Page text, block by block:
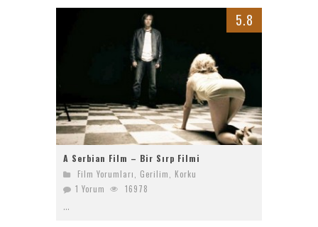
Ziyaret (The Visit)
Kriptoya yeni katılacaklara Bitget’te başlamak için 6 sebep!
5.8
A Serbian Film – Bir Sırp Filmi
Film Yorumları Gerilim
Korku
1 Yorum
16978
...